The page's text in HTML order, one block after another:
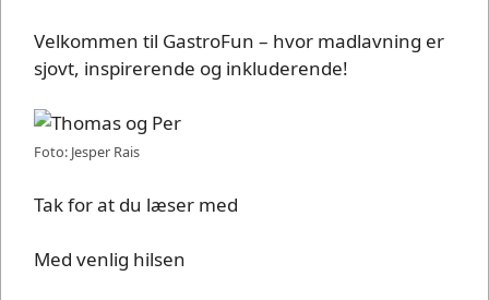
Velkommen til GastroFun – hvor madlavning er
sjovt, inspirerende og inkluderende!
Foto: Jesper Rais
Tak for at du læser med
Med venlig hilsen